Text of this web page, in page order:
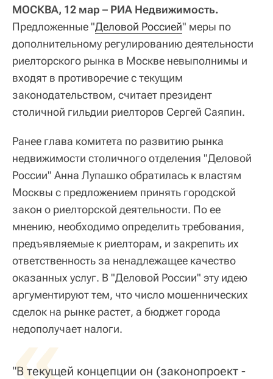
МОСКВА, 12 мар – РИА Недвижимость.
Предложенные "Деловой Россией" меры по
дополнительному регулированию деятельности
риелторского рынка в Москве невыполнимы и
входят в противоречие с текущим
законодательством, считает президент
столичной гильдии риелторов Сергей Саяпин.
Ранее глава комитета по развитию рынка
недвижимости столичного отделения "Деловой
России" Анна Лупашко обратилась к властям
Москвы с предложением принять городской
закон о риелторской деятельности. По ее
мнению, необходимо определить требования,
предъявляемые к риелторам, и закрепить их
ответственность за ненадлежащее качество
оказанных услуг. В "Деловой России" эту идею
аргументируют тем, что число мошеннических
сделок на рынке растет, а бюджет города
недополучает налоги.
"В текущей концепции он (законопроект -